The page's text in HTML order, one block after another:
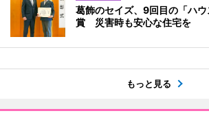
葛飾のセイズ、9回目の「ハ
賞 災害時も安心な住宅を
もっと見る